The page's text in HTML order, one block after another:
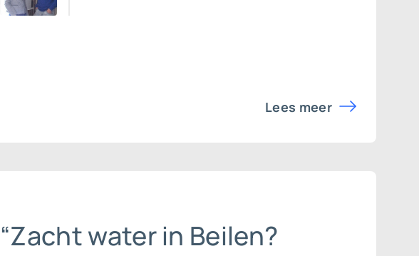
Lees meer
“Zacht water in Beilen?